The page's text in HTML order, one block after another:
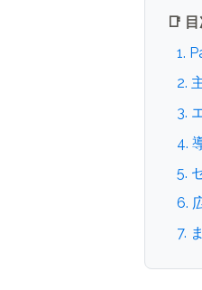
📑
1.
2.
3.
4.
5.
6.
7.